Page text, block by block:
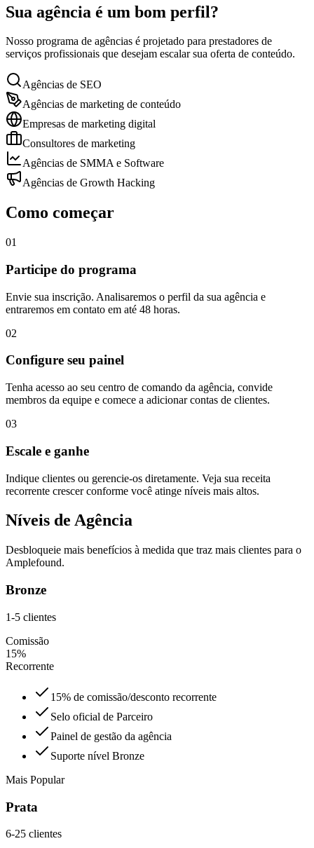
Sua agência é um bom perfil?
Nosso programa de agências é projetado para prestadores de
serviços profissionais que desejam escalar sua oferta de conteúdo.
Agências de SEO
Agências de marketing de conteúdo
Empresas de marketing digital
Consultores de marketing
Agências de SMMA e Software
Agências de Growth Hacking
Como começar
01
Participe do programa
Envie sua inscrição. Analisaremos o perfil da sua agência e
entraremos em contato em até 48 horas.
02
Configure seu painel
Tenha acesso ao seu centro de comando da agência, convide
membros da equipe e comece a adicionar contas de clientes.
03
Escale e ganhe
Indique clientes ou gerencie-os diretamente. Veja sua receita
recorrente crescer conforme você atinge níveis mais altos.
Níveis de Agência
Desbloqueie mais benefícios à medida que traz mais clientes para o
Amplefound.
Bronze
1-5 clientes
Comissão
15%
Recorrente
15% de comissão/desconto recorrente
Selo oficial de Parceiro
Painel de gestão da agência
Suporte nível Bronze
Mais Popular
Prata
6-25 clientes